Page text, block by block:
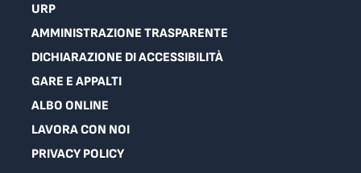
URP
AMMINISTRAZIONE TRASPARENTE
DICHIARAZIONE DI ACCESSIBILITÀ
GARE E APPALTI
ALBO ONLINE
LAVORA CON NOI
PRIVACY POLICY